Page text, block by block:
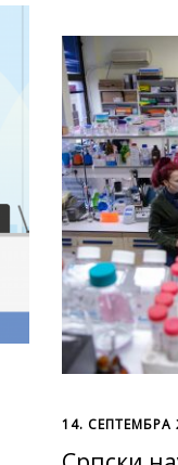
14. СЕПТЕМБРА